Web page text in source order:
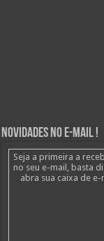
Novidades no E-mail !
Seja a primeira a
no seu e-mail, basta
abra sua caixa de